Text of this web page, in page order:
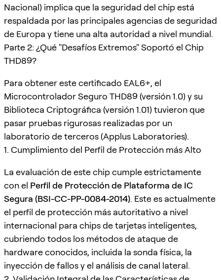
Nacional) implica que la seguridad del chip está
respaldada por las principales agencias de seguridad
de Europa y tiene una alta autoridad a nivel mundial.
Parte 2: ¿Qué "Desafíos Extremos" Soportó el Chip
THD89?
Para obtener este certificado EAL6+, el
Microcontrolador Seguro THD89 (versión 1.0) y su
Biblioteca Criptográfica (versión 1.01) tuvieron que
pasar pruebas rigurosas realizadas por un
laboratorio de terceros (Applus Laboratories).
1. Cumplimiento del Perfil de Protección más Alto
La evaluación de este chip cumple estrictamente
con el Perfil de Protección de Plataforma de IC
Segura (BSI-CC-PP-0084-2014). Este es actualmente
el perfil de protección más autoritativo a nivel
internacional para chips de tarjetas inteligentes,
cubriendo todos los métodos de ataque de
hardware conocidos, incluida la sonda física, la
inyección de fallos y el análisis de canal lateral.